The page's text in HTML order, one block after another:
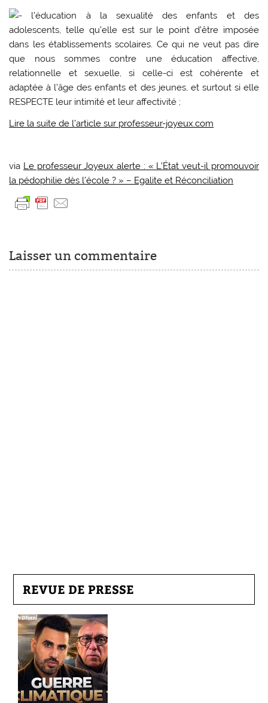
l’éducation à la sexualité des enfants et des
adolescents, telle qu’elle est sur le point d’être imposée
dans les établissements scolaires. Ce qui ne veut pas dire
que nous sommes contre une éducation affective,
relationnelle et sexuelle, si celle-ci est cohérente et
adaptée à l’âge des enfants et des jeunes, et surtout si elle
RESPECTE leur intimité et leur affectivité ;
Lire la suite de l’article sur professeur-joyeux.com
via Le professeur Joyeux alerte : « L’État veut-il promouvoir
la pédophilie dès l’école ? » – Egalite et Réconciliation
Laisser un commentaire
REVUE DE PRESSE